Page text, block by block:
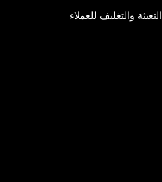
والتغليف للعملاء